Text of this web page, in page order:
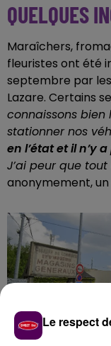
QUELQUES
Maraîchers,
fleuristes ont été
septembre par
Lazare. Certains
connaissons
stationner nos
en l’état et il n’y
J’ai peur que
anonymement,
Le respect